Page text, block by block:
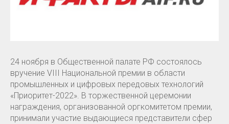
24 ноября в Общественной палате РФ состоялось
вручение VIII Национальной премии в области
промышленных и цифровых передовых технологий
«Приоритет-2022». В торжественной церемонии
награждения, организованной оргкомитетом премии,
принимали участие выдающиеся представители сфер